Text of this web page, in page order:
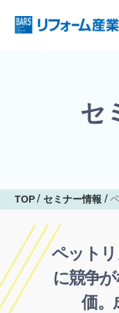
セ
TOP セミナー情報
ペット
に競争
価。